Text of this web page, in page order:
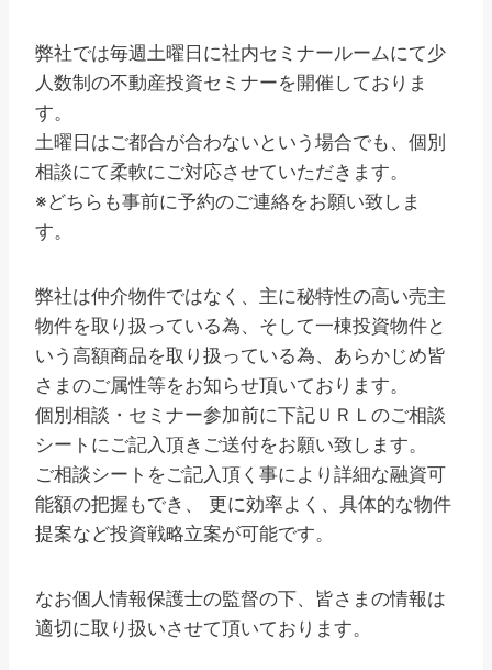
弊社では毎週土曜日に社内セミナールームにて少
人数制の不動産投資セミナーを開催しておりま
す。
土曜日はご都合が合わないという場合でも、個別
相談にて柔軟にご対応させていただきます。
※どちらも事前に予約のご連絡をお願い致しま
す。
弊社は仲介物件ではなく、主に秘特性の高い売主
物件を取り扱っている為、そして一棟投資物件と
いう高額商品を取り扱っている為、あらかじめ皆
さまのご属性等をお知らせ頂いております。
個別相談・セミナー参加前に下記ＵＲＬのご相談
シートにご記入頂きご送付をお願い致します。
ご相談シートをご記入頂く事により詳細な融資可
能額の把握もでき、 更に効率よく、具体的な物件
提案など投資戦略立案が可能です。
なお個人情報保護士の監督の下、皆さまの情報は
適切に取り扱いさせて頂いております。